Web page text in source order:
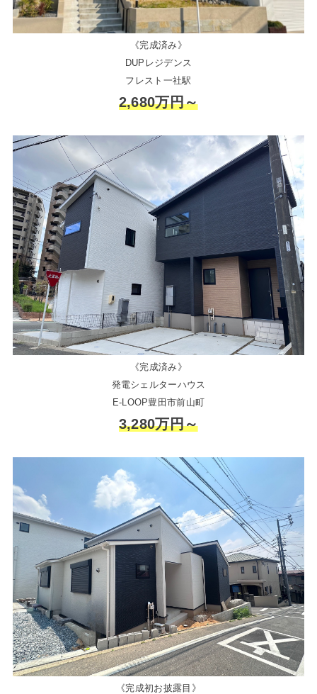
《完成済み》
DUPレジデンス
フレスト一社駅
2,680万円～
《完成済み》
発電シェルターハウス
E-LOOP豊田市前山町
3,280万円～
《完成初お披露目》